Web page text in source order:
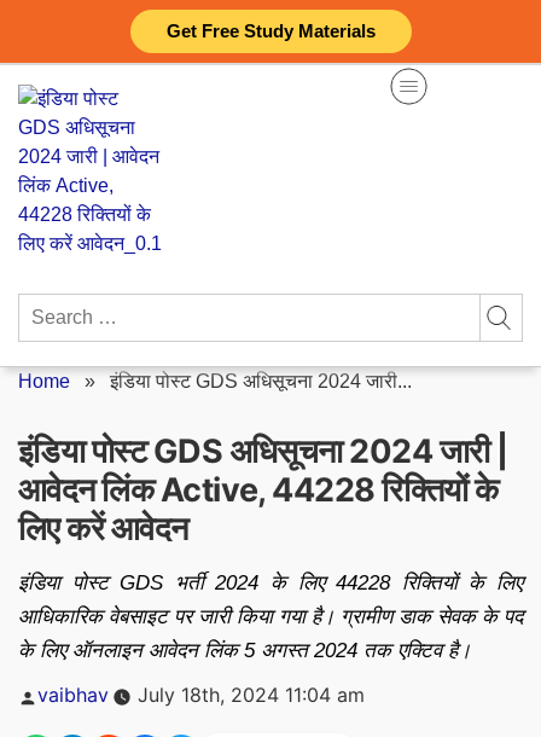
Get Free Study Materials
content
Search
Home »इंडिया पोस्ट GDS अधिसूचना 2024 जारी...
इंडिया पोस्ट GDS अधिसूचना 2024 जारी |
आवेदन लिंक Active, 44228 रिक्तियों के
लिए करें आवेदन
इंडिया पोस्ट GDS भर्ती 2024 के लिए 44228 रिक्तियों के लिए
आधिकारिक वेबसाइट पर जारी किया गया है। ग्रामीण डाक सेवक के पद
के लिए ऑनलाइन आवेदन लिंक 5 अगस्त 2024 तक एक्टिव है।
Posted
vaibhav July 18th, 2024 11:04 am